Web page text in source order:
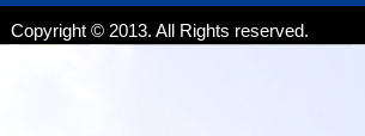
Copyright © 2013. All Rights reserved.